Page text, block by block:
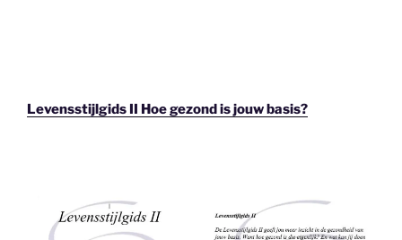
Levensstijlgids II Hoe gezond is jouw basis?